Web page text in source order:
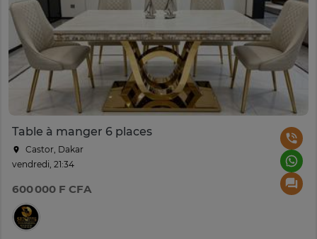
Table à manger 6 places
Castor, Dakar
vendredi, 21:34
600 000 F CFA